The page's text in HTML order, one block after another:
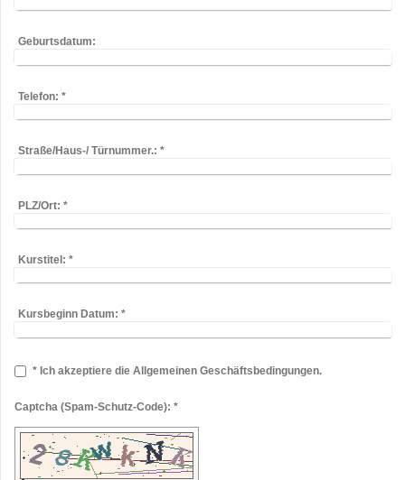
Geburtsdatum:
Telefon: *
Straße/Haus-/ Türnummer.: *
PLZ/Ort: *
Kurstitel: *
Kursbeginn Datum: *
* Ich akzeptiere die Allgemeinen Geschäftsbedingungen.
Captcha (Spam-Schutz-Code): *